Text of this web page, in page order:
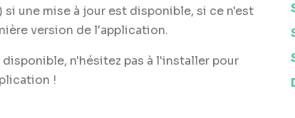
une mise à jour est disponible, si ce n'est
version de l'application.
n'hésitez pas à l'installer pour
!